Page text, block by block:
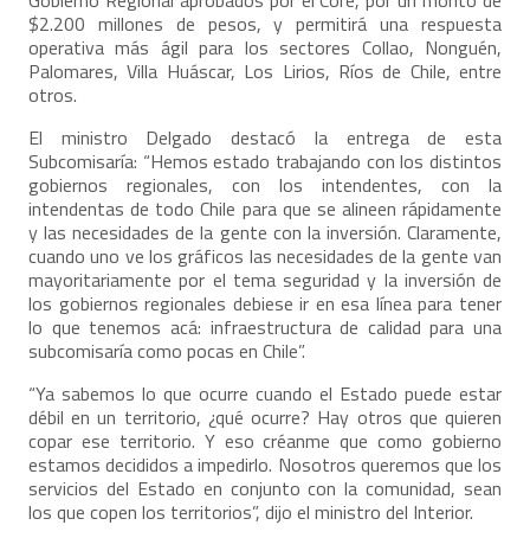
$2.200 millones de pesos, y permitirá una respuesta
operativa más ágil para los sectores Collao, Nonguén,
Palomares, Villa Huáscar, Los Lirios, Ríos de Chile, entre
otros.
El ministro Delgado destacó la entrega de esta
Subcomisaría: “Hemos estado trabajando con los distintos
gobiernos regionales, con los intendentes, con la
intendentas de todo Chile para que se alineen rápidamente
y las necesidades de la gente con la inversión. Claramente,
cuando uno ve los gráficos las necesidades de la gente van
mayoritariamente por el tema seguridad y la inversión de
los gobiernos regionales debiese ir en esa línea para tener
lo que tenemos acá: infraestructura de calidad para una
subcomisaría como pocas en Chile”.
“Ya sabemos lo que ocurre cuando el Estado puede estar
débil en un territorio, ¿qué ocurre? Hay otros que quieren
copar ese territorio. Y eso créanme que como gobierno
estamos decididos a impedirlo. Nosotros queremos que los
servicios del Estado en conjunto con la comunidad, sean
los que copen los territorios”, dijo el ministro del Interior.